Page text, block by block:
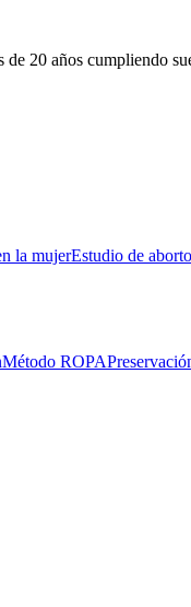
de 20 años cumpliendo
la mujerEstudio de
Método ROPA